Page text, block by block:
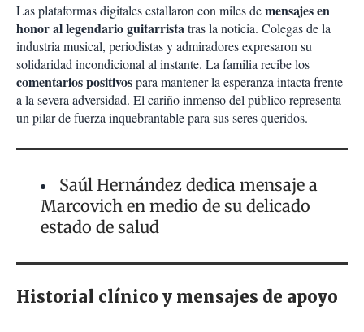
Las plataformas digitales estallaron con miles demensajes en
honor al legendario guitarristatras la noticia. Colegas de la
industria musical, periodistas y admiradores expresaron su
solidaridad incondicional al instante. La familia recibe los
comentarios positivospara mantener la esperanza intacta frente
a la severa adversidad. El cariño inmenso del público representa
un pilar de fuerza inquebrantable para sus seres queridos.
Saúl Hernández dedica mensaje a
Marcovich en medio de su delicado
estado de salud
Historial clínico y mensajes de apoyo